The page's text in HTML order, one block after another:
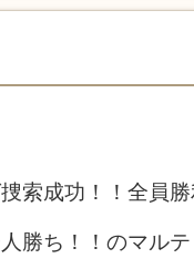
索成功！！全員勝
勝ち！！のマルテ